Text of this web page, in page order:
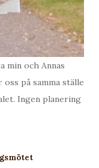
min och Annas
på samma ställe
Ingen planering